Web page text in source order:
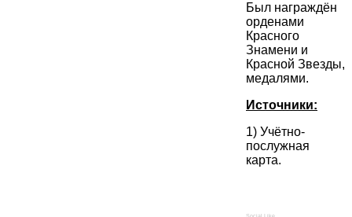
Был награждён
орденами
Красного
Знамени и
Красной Звезды,
медалями.
Источники:
1) Учётно-
послужная
карта.